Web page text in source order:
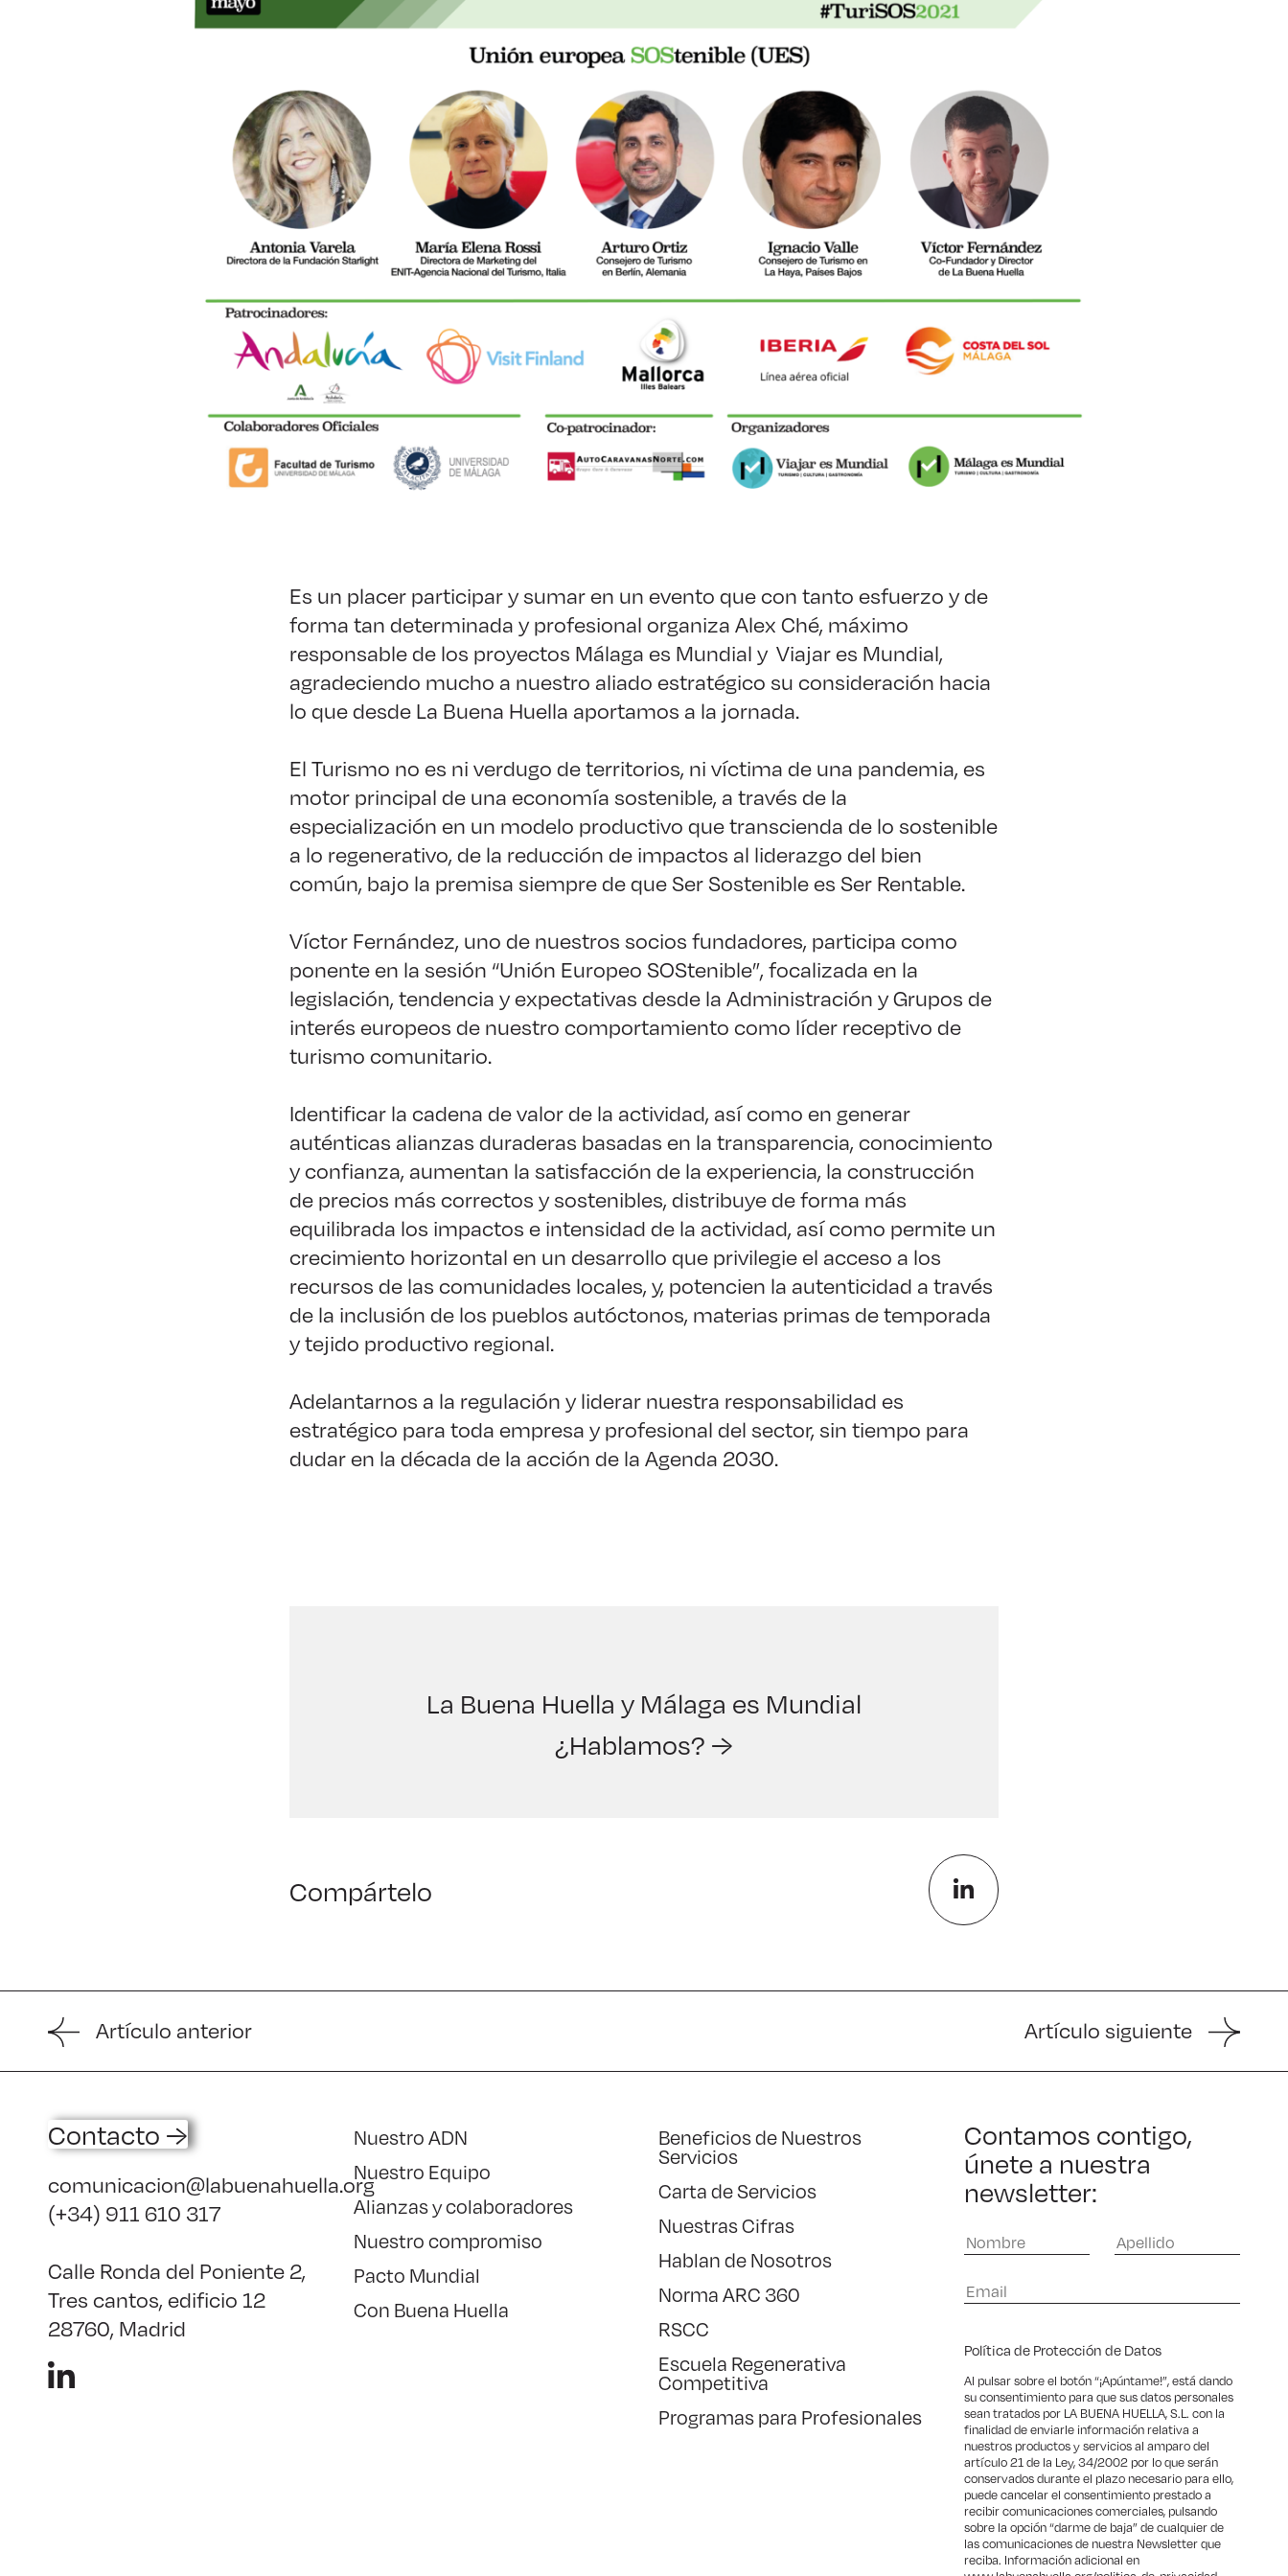
Es un placer participar y sumar en un evento que con tanto esfuerzo y de
forma tan determinada y profesional organiza Alex Ché, máximo
responsable de los proyectos Málaga es Mundial y Viajar es Mundial,
agradeciendo mucho a nuestro aliado estratégico su consideración hacia
lo que desde La Buena Huella aportamos a la jornada.
El Turismo no es ni verdugo de territorios, ni víctima de una pandemia, es
motor principal de una economía sostenible, a través de la
especialización en un modelo productivo que transcienda de lo sostenible
a lo regenerativo, de la reducción de impactos al liderazgo del bien
común, bajo la premisa siempre de que Ser Sostenible es Ser Rentable.
Víctor Fernández, uno de nuestros socios fundadores, participa como
ponente en la sesión “Unión Europeo SOStenible”, focalizada en la
legislación, tendencia y expectativas desde la Administración y Grupos de
interés europeos de nuestro comportamiento como líder receptivo de
turismo comunitario.
Identificar la cadena de valor de la actividad, así como en generar
auténticas alianzas duraderas basadas en la transparencia, conocimiento
y confianza, aumentan la satisfacción de la experiencia, la construcción
de precios más correctos y sostenibles, distribuye de forma más
equilibrada los impactos e intensidad de la actividad, así como permite un
crecimiento horizontal en un desarrollo que privilegie el acceso a los
recursos de las comunidades locales, y, potencien la autenticidad a través
de la inclusión de los pueblos autóctonos, materias primas de temporada
y tejido productivo regional.
Adelantarnos a la regulación y liderar nuestra responsabilidad es
estratégico para toda empresa y profesional del sector, sin tiempo para
dudar en la década de la acción de la Agenda 2030.
La Buena Huella y Málaga es Mundial
¿Hablamos? →
Compártelo
Artículo anterior Artículo siguiente
Contacto →
comunicacion@labuenahuella.org
(+34) 911 610 317
Calle Ronda del Poniente 2,
Tres cantos, edificio 12
28760, Madrid
Nuestro ADN
Nuestro Equipo
Alianzas y colaboradores
Nuestro compromiso
Pacto Mundial
Con Buena Huella
Beneficios de Nuestros
Servicios
Carta de Servicios
Nuestras Cifras
Hablan de Nosotros
Norma ARC 360
RSCC
Escuela Regenerativa
Competitiva
Programas para Profesionales
Contamos contigo,
únete a nuestra
newsletter:
Política de Protección de Datos
Al pulsar sobre el botón “¡Apúntame!”, está dando
su consentimiento para que sus datos personales
sean tratados por LA BUENA HUELLA, S.L. con la
finalidad de enviarle información relativa a
nuestros productos y servicios al amparo del
artículo 21 de la Ley, 34/2002 por lo que serán
conservados durante el plazo necesario para ello,
puede cancelar el consentimiento prestado a
recibir comunicaciones comerciales, pulsando
sobre la opción “darme de baja” de cualquier de
las comunicaciones de nuestra Newsletter que
reciba. Información adicional en